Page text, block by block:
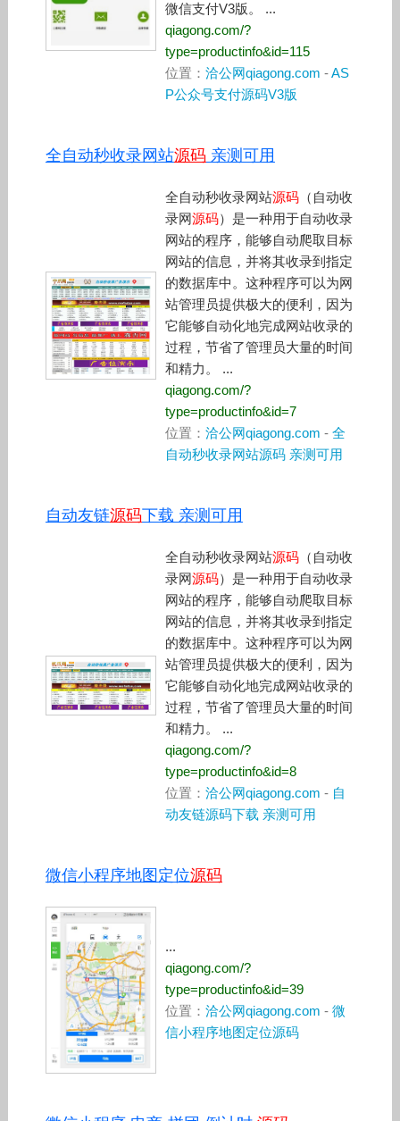
微信支付V3版。 ...
qiagong.com/?
type=productinfo&id=115
位置： 洽公网qiagong.com -AS
P公众号支付源码V3版
全自动秒收录网站源码亲测可用
全自动秒收录网站源码（自动收
录网源码）是一种用于自动收录
网站的程序，能够自动爬取目标
网站的信息，并将其收录到指定
的数据库中。这种程序可以为网
站管理员提供极大的便利，因为
它能够自动化地完成网站收录的
过程，节省了管理员大量的时间
和精力。 ...
qiagong.com/?
type=productinfo&id=7
位置： 洽公网qiagong.com - 全
自动秒收录网站源码 亲测可用
自动友链源码下载 亲测可用
全自动秒收录网站源码（自动收
录网源码）是一种用于自动收录
网站的程序，能够自动爬取目标
网站的信息，并将其收录到指定
的数据库中。这种程序可以为网
站管理员提供极大的便利，因为
它能够自动化地完成网站收录的
过程，节省了管理员大量的时间
和精力。 ...
qiagong.com/?
type=productinfo&id=8
位置： 洽公网qiagong.com - 自
动友链源码下载 亲测可用
微信小程序地图定位源码
...
qiagong.com/?
type=productinfo&id=39
位置： 洽公网qiagong.com - 微
信小程序地图定位源码